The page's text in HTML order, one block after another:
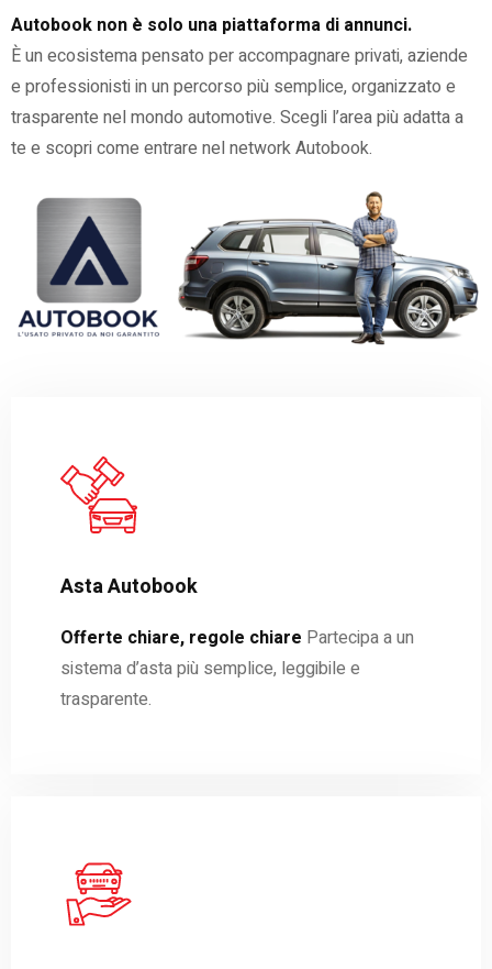
Autobook non è solo una piattaforma di annunci.
È un ecosistema pensato per accompagnare privati, aziende
e professionisti in un percorso più semplice, organizzato e
trasparente nel mondo automotive. Scegli l’area più adatta a
te e scopri come entrare nel network Autobook.
Asta Autobook
Offerte chiare, regole chiare Partecipa a un
sistema d’asta più semplice, leggibile e
trasparente.